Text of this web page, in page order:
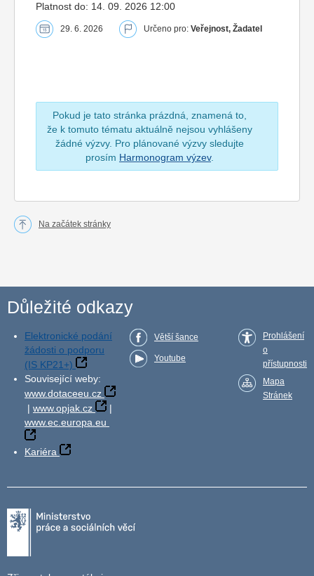
Platnost do: 14. 09. 2026 12:00
29. 6. 2026 Určeno pro: Veřejnost, Žadatel
Pokud je tato stránka prázdná, znamená to,
že k tomuto tématu aktuálně nejsou vyhlášeny
žádné výzvy. Pro plánované výzvy sledujte
prosím Harmonogram výzev.
Na začátek stránky
Důležité odkazy
Elektronické podání
žádosti o podporu
(IS KP21+)
Související weby:
www.dotaceeu.cz
| www.opjak.cz
|
www.ec.europa.eu
Kariéra
Větší šance
Youtube
Prohlášení
o
přístupnosti
Mapa
Stránek